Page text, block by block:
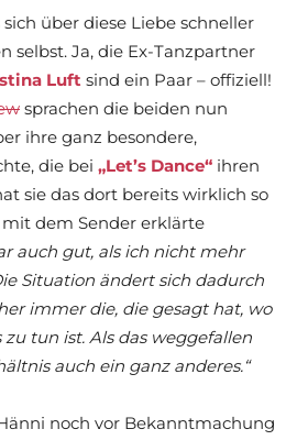
über diese Liebe schneller
selbst. Ja, die Ex-Tanzpartner
Luft sind ein Paar – offiziell!
sprachen die beiden nun
ihre ganz besondere,
die bei „Let’s Dance“ ihren
sie das dort bereits wirklich so
dem Sender erklärte
auch gut, als ich nicht mehr
Situation ändert sich dadurch
immer die, die gesagt hat, wo
tun ist. Als das weggefallen
auch ein ganz anderes.“
noch vor Bekanntmachung